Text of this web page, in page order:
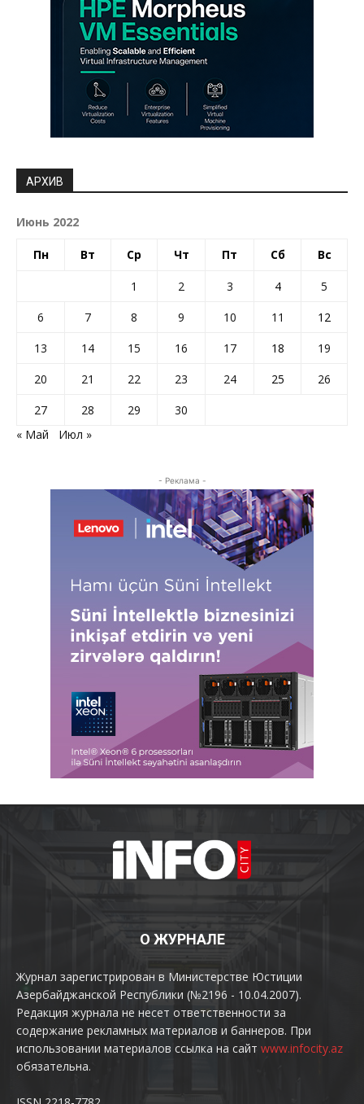
АРХИВ
Июнь 2022
Пн Вт Ср Чт Пт Сб Вс
1 2 3 4
5
6
7 8 9 10 11
12
13
14 15 16 17 18
19
20
21 22 23 24 25
26
27
28 29
30
« Май
Июл »
- Реклама -
О ЖУРНАЛЕ
Журнал зарегистрирован в Министерстве Юстиции
Азербайджанской Республики (№2196 - 10.04.2007).
Редакция журнала не несет ответственности за
содержание рекламных материалов и баннеров. При
использовании материалов ссылка на сайт www.infocity.az
обязательна.